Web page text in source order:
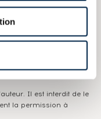
les caractéristiques
Il est interdit de le
la permission à